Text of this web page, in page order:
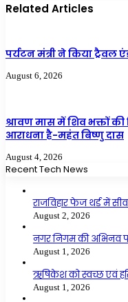
Related Articles
पर्यटन मंत्री ने किया ट्रैवल
August 6, 2026
श्रावण मास में शिव भक्तों की
आराधना है-महंत बिष्णु दास
August 4, 2026
Recent Tech News
राजविहार फेज थर्ड में
August 2, 2026
नगर निगम की अभिनव
August 1, 2026
ऋषिकेश को स्वच्छ एवं
August 1, 2026